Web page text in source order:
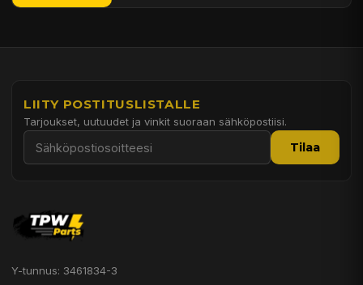
LIITY POSTITUSLISTALLE
Tarjoukset, uutuudet ja vinkit suoraan sähköpostiisi.
Tilaa
Y-tunnus: 3461834-3